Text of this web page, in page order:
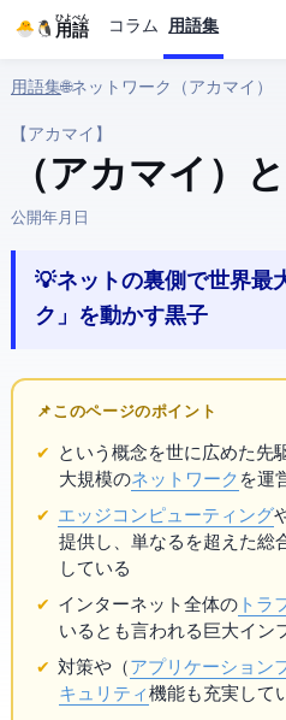
IT用語
ひよぺん コラム 用語集
用語集› 🌐 ネットワーク › Akamai（アカマイ）
【アカマイ】
Akamai（アカマイ）
公開:2026年3月30日
💡 ネットの裏側で世界最
ク」を動かす黒子
📌 このページのポイント
という概念を世に広めた先
大規模のネットワーク を運
エッジコンピューティング
提供し、単なる を超えた総
している
インターネット全体の トラ
いるとも言われる巨大イン
DDoS対策や （Webアプリケーション
キュリティ機能も充実して